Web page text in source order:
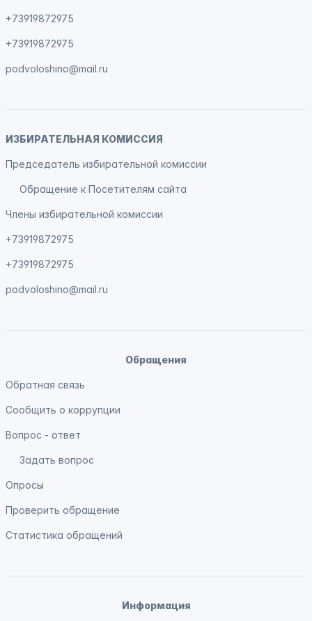
+73919872975
+73919872975
podvoloshino@mail.ru
ИЗБИРАТЕЛЬНАЯ КОМИССИЯ
Председатель избирательной комиссии
Обращение к Посетителям сайта
Члены избирательной комиссии
+73919872975
+73919872975
podvoloshino@mail.ru
Обращения
Обратная связь
Сообщить о коррупции
Вопрос - ответ
Задать вопрос
Опросы
Проверить обращение
Статистика обращений
Информация